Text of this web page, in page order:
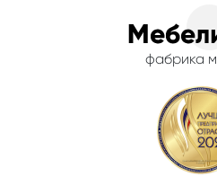
фабрика